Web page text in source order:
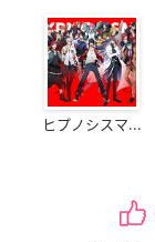
ヒプノシスマ...